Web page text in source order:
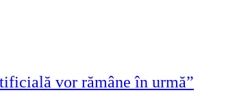
vor rămâne în urmă”